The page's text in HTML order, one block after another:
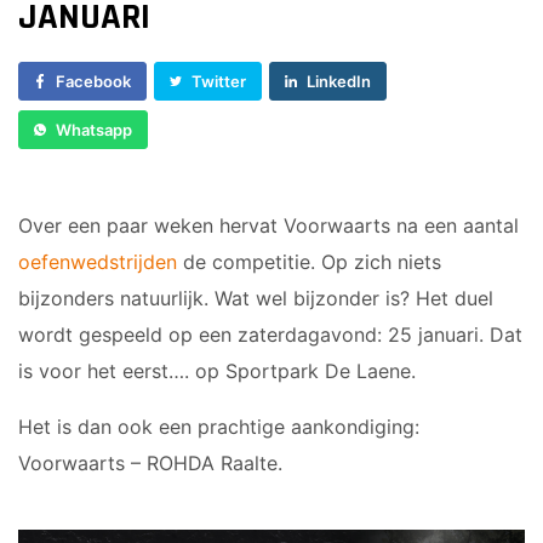
Veteranen
35/45 Plus
JO14-1
JO14-2
JO14-3
JO15-1
JO15-3
JO15-4
JO17-1
Ledenshop
JANUARI
Facebook Twitter LinkedIn
Whatsapp
Over een paar weken hervat Voorwaarts na een aantal
oefenwedstrijden de competitie. Op zich niets
bijzonders natuurlijk. Wat wel bijzonder is? Het duel
wordt gespeeld op een zaterdagavond: 25 januari. Dat
is voor het eerst…. op Sportpark De Laene.
Het is dan ook een prachtige aankondiging:
Voorwaarts – ROHDA Raalte.